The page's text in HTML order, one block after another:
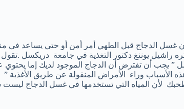
غسل الدجاج قبل الطهي أمر أمن أو حتي يساعد في
راشيل يوننغ دكتور التغذية في جامعة دريكسل .تقول
أن تفترض أن الدجاج الموجود لديك إما يحتوي علي
الأسباب وراء الأمراض المنقولة عن طريق الأغذية
لأن المياه التي تستخدمها في غسل الدجاج ليست